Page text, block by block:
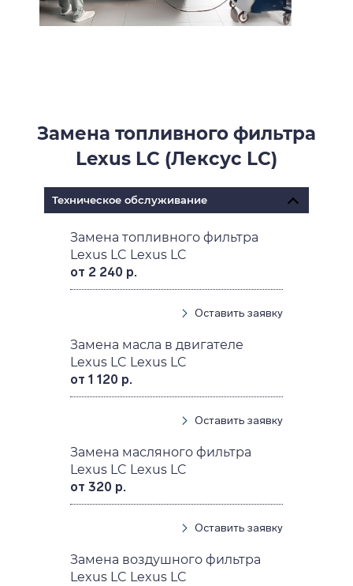
Замена топливного фильтра
Lexus LC (Лексус LC)
Техническое обслуживание
Замена топливного фильтра
Lexus LC Lexus LC
от 2 240 р.
Оставить заявку
Замена масла в двигателе
Lexus LC Lexus LC
от 1 120 р.
Оставить заявку
Замена масляного фильтра
Lexus LC Lexus LC
от 320 р.
Оставить заявку
Замена воздушного фильтра
Lexus LC Lexus LC